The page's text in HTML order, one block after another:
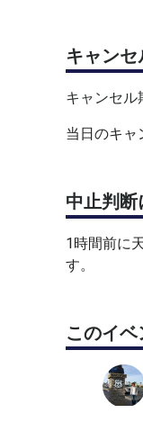
キャンセ
キャンセル
当日のキャ
中止判断
1時間前に
す。
このイ